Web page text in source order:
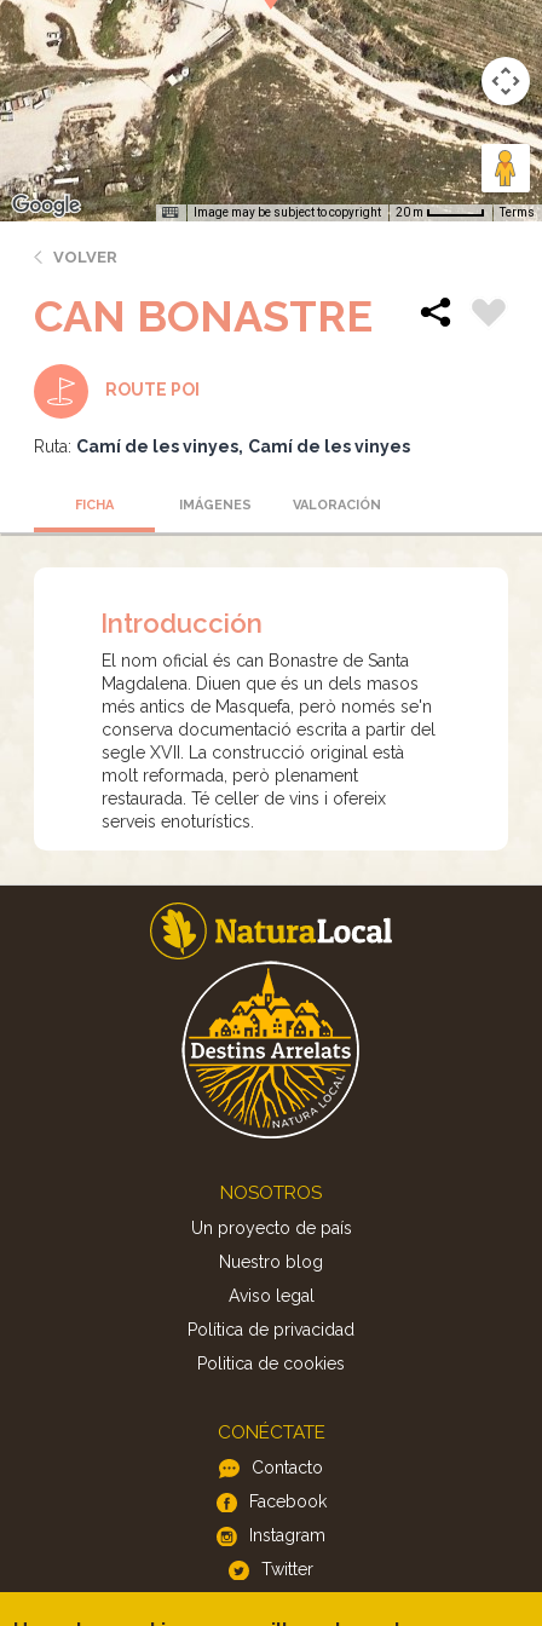
Image may be subject to copyright 20 m Terms
VOLVER
CAN BONASTRE
ROUTE POI
Ruta: Camí de les vinyes Camí de les vinyes
FICHA IMÁGENES VALORACIÓN
Introducción
El nom oficial és can Bonastre de Santa
Magdalena. Diuen que és un dels masos
més antics de Masquefa, però només se'n
conserva documentació escrita a partir del
segle XVII. La construcció original està
molt reformada, però plenament
restaurada. Té celler de vins i ofereix
serveis enoturístics.
NOSOTROS
Un proyecto de país
Nuestro blog
Aviso legal
Política de privacidad
Politica de cookies
CONÉCTATE
Contacto
Facebook
Instagram
Twitter